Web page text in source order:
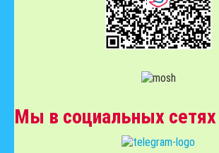
Мы в социальных сетях